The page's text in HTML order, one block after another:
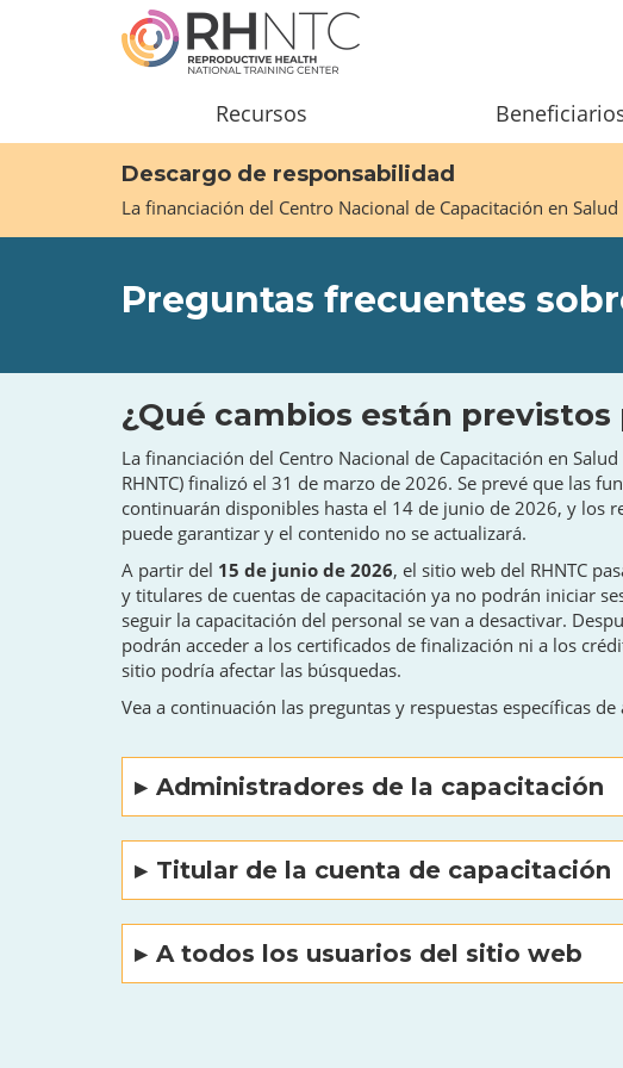
navigation
Recursos
Descargo de responsabilidad
La financiación del Centro Nacional de Capacitación en
Preguntas frecuentes
¿Qué cambios están previstos
La financiación del Centro Nacional de Capacitación en
RHNTC) finalizó el 31 de marzo de 2026. Se prevé que las
continuarán disponibles hasta el 14 de junio de 2026, y los
puede garantizar y el contenido no se actualizará.
A partir del 15 de junio de 2026, el sitio web del RHNTC
y titulares de cuentas de capacitación ya no podrán iniciar
seguir la capacitación del personal se van a desactivar.
podrán acceder a los certificados de finalización ni a los
sitio podría afectar las búsquedas.
Vea a continuación las preguntas y respuestas específicas
Administradores de la capacitación
Titular de la cuenta de capacitación
A todos los usuarios del sitio web